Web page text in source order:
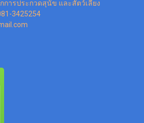
การประกวดสุนัข และสัตว์เลี้ยง
3425254